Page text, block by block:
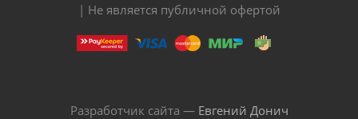
| Не является публичной офертой
Разработчик сайта — Евгений Донич